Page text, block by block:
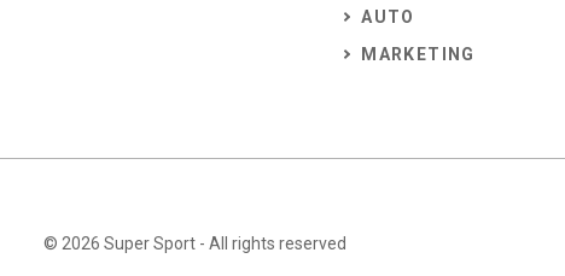
AUTO
MARKETING
© 2026 Super Sport- All rights reserved